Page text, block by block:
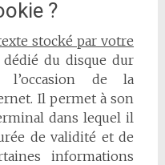
?
stocké par votre
du disque dur
de la
Il permet à son
dans lequel il
de validité et de
informations